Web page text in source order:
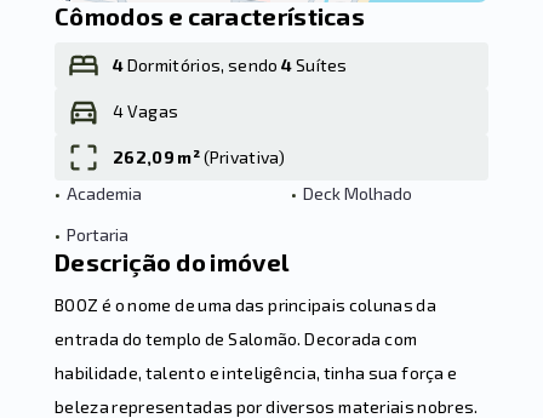
Cômodos e características
4Dormitórios, sendo4Suítes
4 Vagas
262,09 m²(Privativa)
• Academia • Deck Molhado
• Portaria
Descrição do imóvel
BOOZ é o nome de uma das principais colunas da
entrada do templo de Salomão. Decorada com
habilidade, talento e inteligência, tinha sua força e
beleza representadas por diversos materiais nobres.